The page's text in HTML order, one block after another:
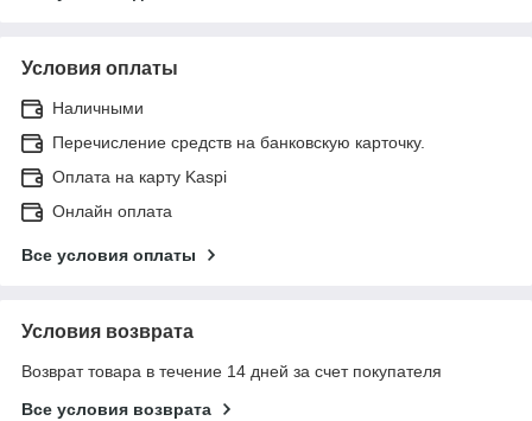
Условия оплаты
Наличными
Перечисление средств на банковскую карточку.
Оплата на карту Kaspi
Онлайн оплата
Все условия оплаты
Условия возврата
Возврат товара в течение 14 дней за счет покупателя
Все условия возврата